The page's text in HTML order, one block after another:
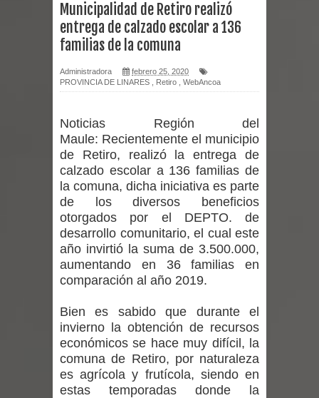
equipos en la Fiesta del Chancho
Alerta por hantavirus: expertos piden
Matrimonios Linarenses Celebraron
Bodas de Oro
Departamento Comunal de Salud de
Curicó desarrollará jornada de
vacunación contra la Influenza y otros
Empedrado desarrolló con éxito el
desafío guerreros 2026
Banda linarense Los Remembers
Municipalidad de Retiro realizó
entrega de calzado escolar a 136
familias de la comuna
Administradora
febrero 25, 2020
PROVINCIA DE LINARES
Retiro WebAncoa
Noticias Región del
Maule: Recientemente el municipio
de Retiro, realizó la entrega de
calzado escolar a 136 familias de
la comuna, dicha iniciativa es parte
de los diversos beneficios
otorgados por el DEPTO. de
desarrollo comunitario, el cual este
año invirtió la suma de 3.500.000,
aumentando en 36 familias en
comparación al año 2019.
Bien es sabido que durante el
invierno la obtención de recursos
económicos se hace muy difícil, la
comuna de Retiro, por naturaleza
es agrícola y frutícola, siendo en
estas temporadas donde la